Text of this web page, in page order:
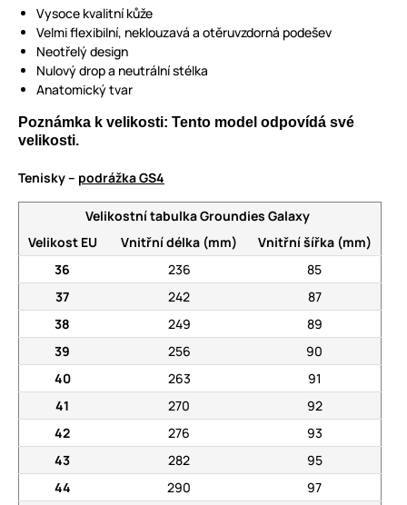
Vysoce kvalitní kůže
Velmi flexibilní, neklouzavá a otěruvzdorná podešev
Neotřelý design
Nulový drop a neutrální stélka
Anatomický tvar
Poznámka k velikosti: Tento model odpovídá své
velikosti.
Tenisky – podrážka GS4
Velikostní tabulka Groundies Galaxy
Velikost EU
Vnitřní délka (mm)
Vnitřní šířka (mm)
36
236
85
37
242
87
38
249
89
39
256
90
40
263
91
41
270
92
42
276
93
43
282
95
44
290
97